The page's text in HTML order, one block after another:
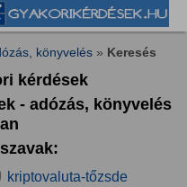
könyvelés » Keresés
kérdések
- adózás, könyvelés
kriptovaluta-tőzsde